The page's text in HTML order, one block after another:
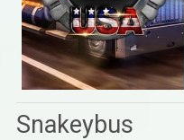
Snakeybus